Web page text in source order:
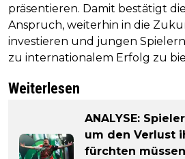
präsentieren. Damit bestätigt
Anspruch, weiterhin in die
investieren und jungen
zu internationalem Erfolg zu
Weiterlesen
ANALYSE:
um den Verlust
fürchten